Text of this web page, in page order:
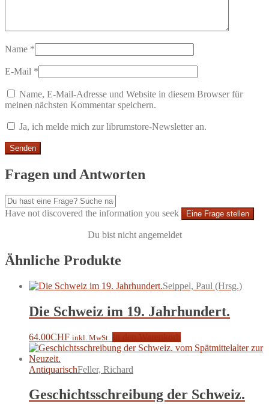
Name *
E-Mail *
Name, E-Mail-Adresse und Website in diesem Browser für
meinen nächsten Kommentar speichern.
Ja, ich melde mich zur librumstore-Newsletter an.
Fragen und Antworten
Have not discovered the information you seek Eine Frage stellen
Du bist nicht angemeldet
Ähnliche Produkte
Seippel, Paul (Hrsg.)
Die Schweiz im 19. Jahrhundert.
64.00CHF inkl. MwSt.
AntiquarischFeller, Richard
Geschichtsschreibung der Schweiz.